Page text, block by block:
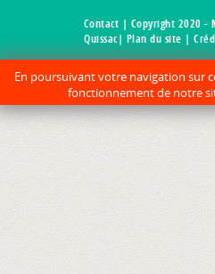
Contact | Copyright 2020 -
Quissac| Plan du site |
En poursuivant votre navigation sur
fonctionnement de notre